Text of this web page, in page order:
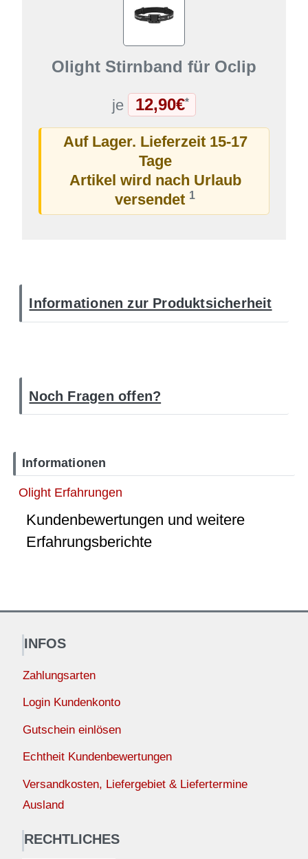
Olight Stirnband für Oclip
je 12,90€*
Auf Lager. Lieferzeit 15-17
Tage
Artikel wird nach Urlaub
versendet 1
Informationen zur Produktsicherheit
Noch Fragen offen?
Informationen
Olight Erfahrungen
Kundenbewertungen und weitere
Erfahrungsberichte
INFOS
Zahlungsarten
Login Kundenkonto
Gutschein einlösen
Echtheit Kundenbewertungen
Versandkosten, Liefergebiet & Liefertermine
Ausland
RECHTLICHES